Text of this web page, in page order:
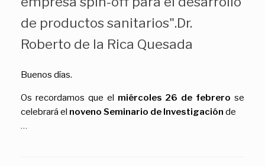
de productos sanitarios".Dr.
Roberto de la Rica Quesada
Buenos días.
Os recordamos que el miércoles 26 de febrero se
celebrará el noveno Seminario de Investigación de
…